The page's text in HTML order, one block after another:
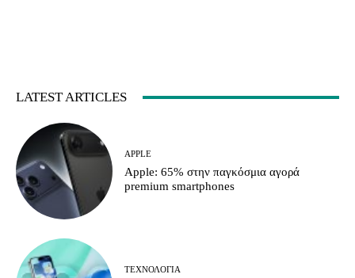
LATEST ARTICLES
APPLE
Apple: 65% στην παγκόσμια αγορά
premium smartphones
ΤΕΧΝΟΛΟΓΊΑ